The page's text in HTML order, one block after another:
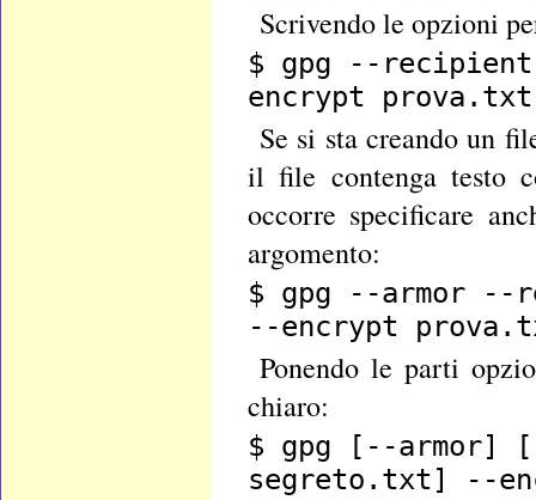
Scrivendo le opzioni
$ gpg --
encrypt prova.txt
Se si sta creando un
il file contenga testo
occorre specificare
argomento:
$ gpg --armor
--encrypt
Ponendo le parti
chiaro:
$ gpg [--armor]
segreto.txt] --